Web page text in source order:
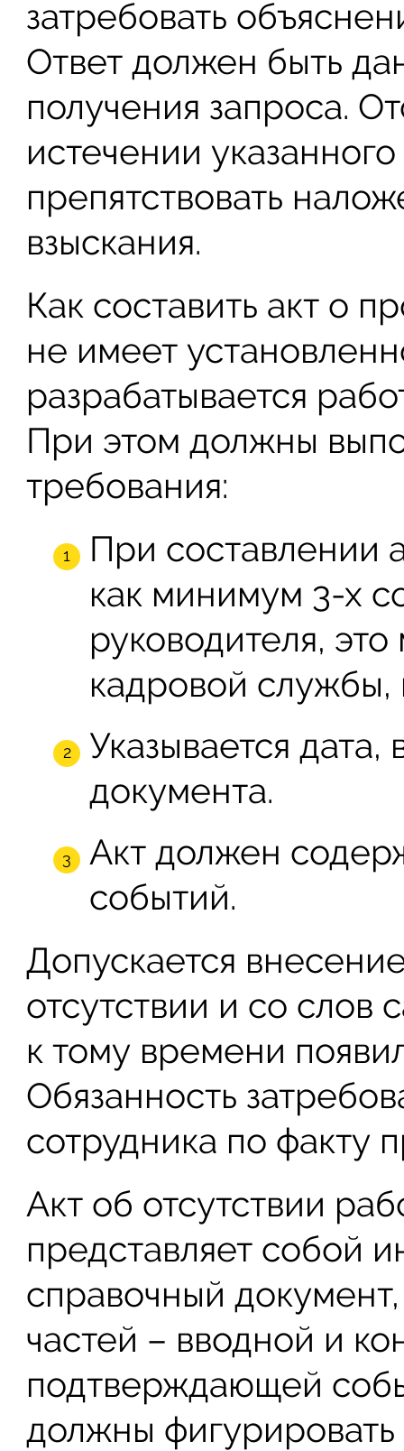
затребовать
Ответ должен быть
получения запроса.
истечении
препятствовать
взыскания.
Как составить акт о
не имеет
разрабатывается
При этом должны
требования:
При составлении
как минимум 3-х
руководителя,
кадровой службы,
Указывается
документа.
Акт должен
событий.
Допускается
отсутствии и со слов
к тому времени
Обязанность
сотрудника по факту
Акт об отсутствии
представляет собой
справочный
частей – вводной и
подтверждающей
должны фигурировать